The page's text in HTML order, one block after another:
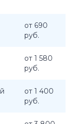
от 690
руб.
от 1 580
руб.
от 1 400
руб.